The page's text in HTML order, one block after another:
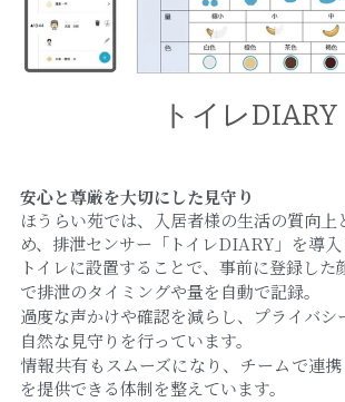
トイレDIARY
安心と尊厳を大切にした見守り
ほうらい苑では、入居者様の生活の質向上
め、排泄センサー「トイレDIARY」を導入
トイレに設置することで、事前に登録した
で排泄のタイミングや量を自動で記録。
過度な声かけや確認を減らし、プライバシ
自然な見守りを行っています。
情報共有もスムーズになり、チームで連
を提供できる体制を整えています。